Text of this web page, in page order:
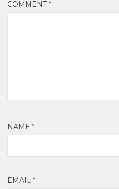
COMMENT*
NAME *
EMAIL *